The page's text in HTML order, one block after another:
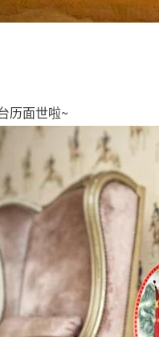
历面世啦~